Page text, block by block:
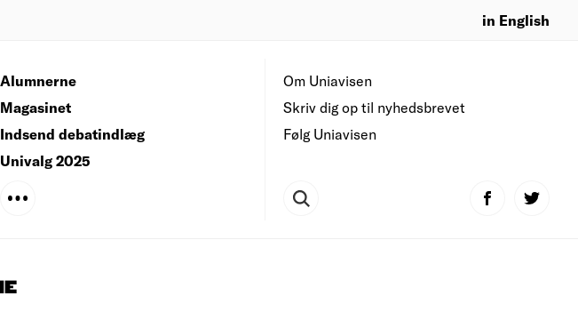
in English
Om Uniavisen
Skriv dig op til nyhedsbrevet
Følg Uniavisen
Alumnerne
Magasinet
Indsend debatindlæg
Univalg 2025